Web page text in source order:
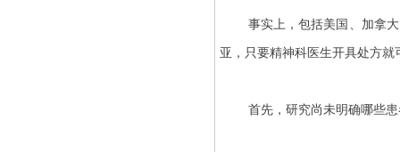
事实上，包括美国、加拿
亚，只要精神科医生开具处方
首先，研究尚未明确哪些